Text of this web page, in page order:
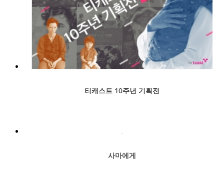
티캐스트 10주년 기획전
사마에게